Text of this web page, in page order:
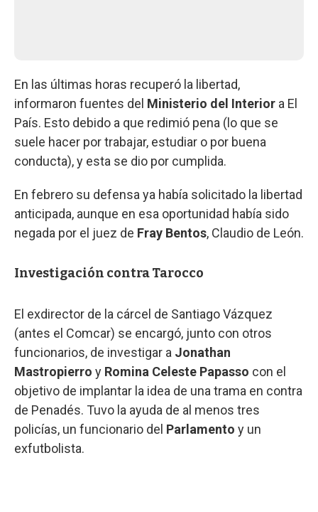
En las últimas horas recuperó la libertad,
informaron fuentes del Ministerio del Interior a El
País. Esto debido a que redimió pena (lo que se
suele hacer por trabajar, estudiar o por buena
conducta), y esta se dio por cumplida.
En febrero su defensa ya había solicitado la libertad
anticipada, aunque en esa oportunidad había sido
negada por el juez de Fray Bentos, Claudio de León.
Investigación contra Tarocco
El exdirector de la cárcel de Santiago Vázquez
(antes el Comcar) se encargó, junto con otros
funcionarios, de investigar a Jonathan
Mastropierro y Romina Celeste Papasso con el
objetivo de implantar la idea de una trama en contra
de Penadés. Tuvo la ayuda de al menos tres
policías, un funcionario del Parlamento y un
exfutbolista.